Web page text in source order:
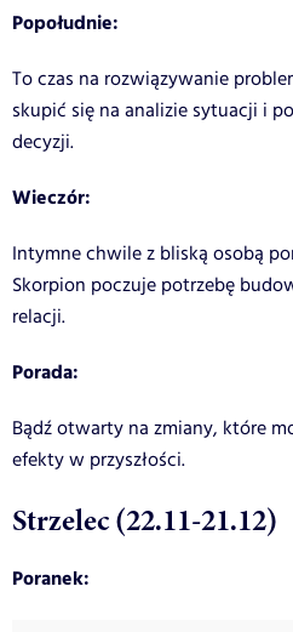
Popołudnie:
To czas na rozwiązywanie
skupić się na analizie sytuacji i
decyzji.
Wieczór:
Intymne chwile z bliską osobą
Skorpion poczuje potrzebę
relacji.
Porada:
Bądź otwarty na zmiany, które
efekty w przyszłości.
Strzelec (22.11-21.12)
Poranek: